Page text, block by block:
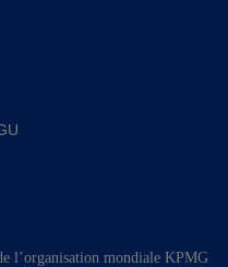
l’organisation mondiale KPMG